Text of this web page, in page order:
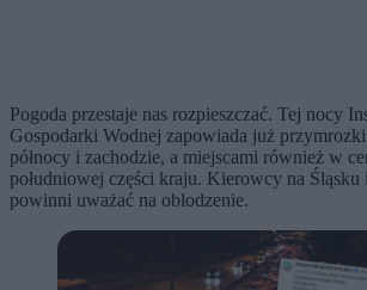
Pogoda przestaje nas rozpieszczać. Tej nocy
Gospodarki Wodnej zapowiada już
północy i zachodzie, a miejscami również w
południowej części kraju. Kierowcy na Śląsku
powinni uważać na oblodzenie.